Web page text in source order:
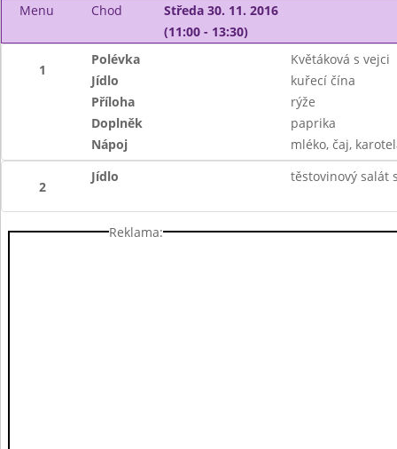
Menu Chod
Středa 30. 11. 2016
(11:00 - 13:30)
1
Polévka
Květáková s vejci
Jídlo
kuřecí čína
Příloha
rýže
Doplněk
paprika
Nápoj
mléko, čaj,
2
Jídlo těstovinový salát
Reklama: